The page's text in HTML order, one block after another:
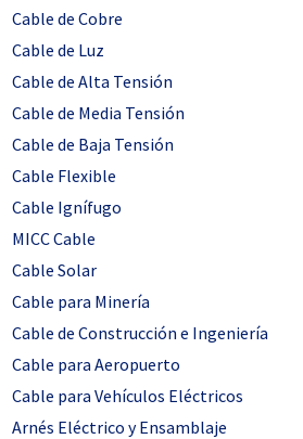
Cable de Cobre
Cable de Luz
Cable de Alta Tensión
Cable de Media Tensión
Cable de Baja Tensión
Cable Flexible
Cable Ignífugo
MICC Cable
Cable Solar
Cable para Minería
Cable de Construcción e Ingeniería
Cable para Aeropuerto
Cable para Vehículos Eléctricos
Arnés Eléctrico y Ensamblaje